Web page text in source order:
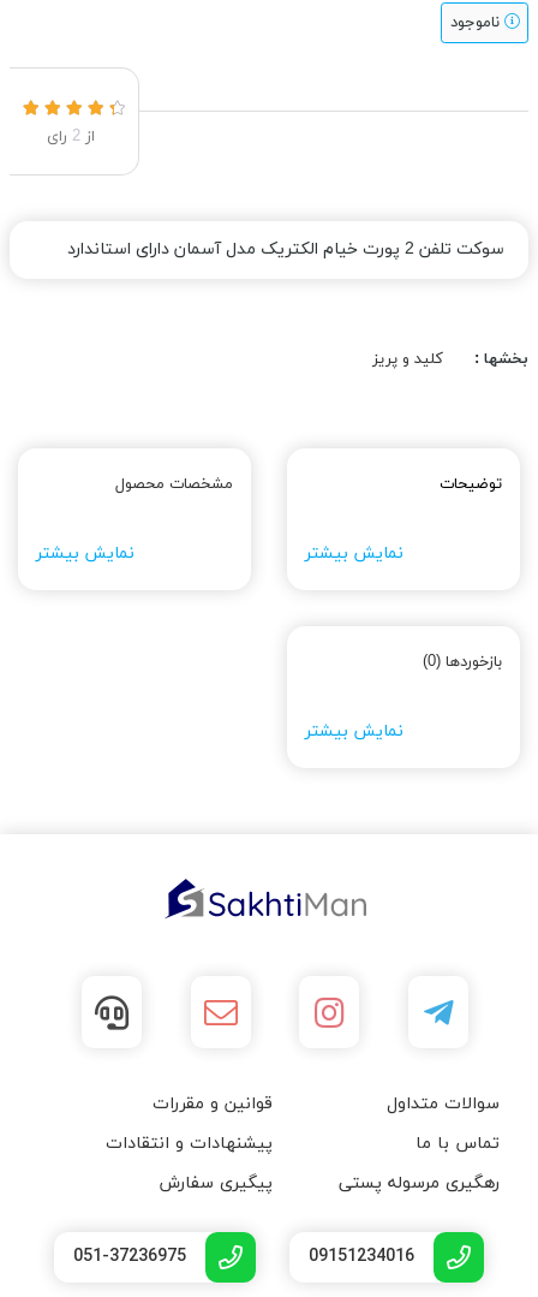
ناموجود
از 2 رای
سوکت تلفن 2 پورت خیام الکتریک مدل آسمان دارای استاندارد
بخشها : کلید و پریز
توضیحات
نمایش بیشتر
مشخصات محصول
نمایش بیشتر
بازخوردها (0)
نمایش بیشتر
سوالات متداول
قوانین و مقررات
تماس با ما
پیشنهادات و انتقادات
رهگیری مرسوله پستی
پیگیری سفارش
09151234016
051-37236975